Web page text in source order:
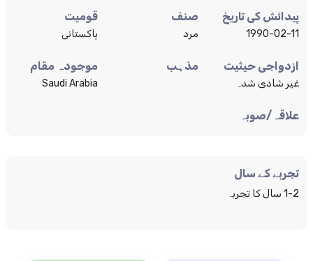
پیدائش کی تاریخ
1990-02-11
صنف
مرد
قومیت
پاکستانی
ازدواجی حیثیت
غیر شادی شدہ
مذہب موجودہ مقام
Saudi Arabia
علاقہ/صوبہ
تجربے کے سال
1-2 سال کا تجربہ